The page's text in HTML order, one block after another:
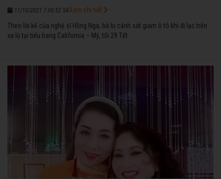
11/10/2021 7:00:52 SA
Theo lời kể của nghệ sĩ Hồng Nga, bà bị cảnh sát giam ô tô khi đi lạc trên
xa lộ tại tiểu bang California – Mỹ, tối 29 Tết.
Xem chi tiết